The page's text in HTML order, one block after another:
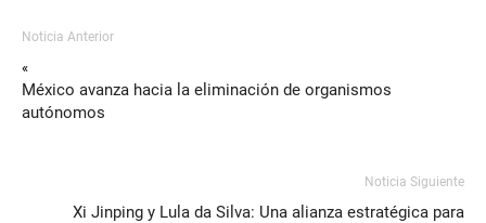
Noticia Anterior
«
México avanza hacia la eliminación de organismos
autónomos
Noticia Siguiente
Xi Jinping y Lula da Silva: Una alianza estratégica para